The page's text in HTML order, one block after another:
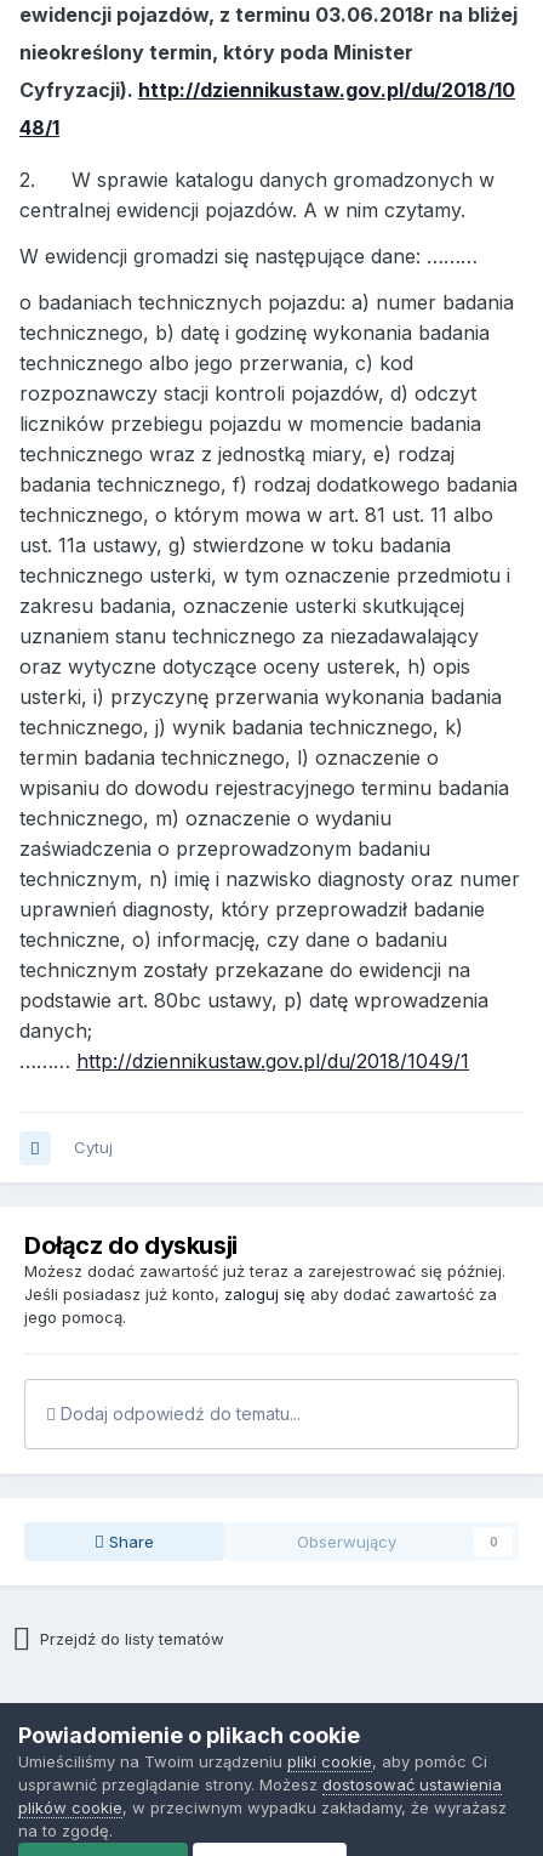
ewidencji pojazdów, z terminu 03.06.2018r na bliżej
nieokreślony termin, który poda Minister
Cyfryzacji). http://dziennikustaw.gov.pl/du/2018/10
48/1
2.
W sprawie katalogu danych gromadzonych w
centralnej ewidencji pojazdów. A w nim czytamy.
W ewidencji gromadzi się następujące dane: ………
o badaniach technicznych pojazdu: a) numer badania
technicznego, b) datę i godzinę wykonania badania
technicznego albo jego przerwania, c) kod
rozpoznawczy stacji kontroli pojazdów, d) odczyt
liczników przebiegu pojazdu w momencie badania
technicznego wraz z jednostką miary, e) rodzaj
badania technicznego, f) rodzaj dodatkowego badania
technicznego, o którym mowa w art. 81 ust. 11 albo
ust. 11a ustawy, g) stwierdzone w toku badania
technicznego usterki, w tym oznaczenie przedmiotu i
zakresu badania, oznaczenie usterki skutkującej
uznaniem stanu technicznego za niezadawalający
oraz wytyczne dotyczące oceny usterek, h) opis
usterki, i) przyczynę przerwania wykonania badania
technicznego, j) wynik badania technicznego, k)
termin badania technicznego, l) oznaczenie o
wpisaniu do dowodu rejestracyjnego terminu badania
technicznego, m) oznaczenie o wydaniu
zaświadczenia o przeprowadzonym badaniu
technicznym, n) imię i nazwisko diagnosty oraz numer
uprawnień diagnosty, który przeprowadził badanie
techniczne, o) informację, czy dane o badaniu
technicznym zostały przekazane do ewidencji na
podstawie art. 80bc ustawy, p) datę wprowadzenia
danych;
……… http://dziennikustaw.gov.pl/du/2018/1049/1
Cytuj
Dołącz do dyskusji
Możesz dodać zawartość już teraz a zarejestrować się później.
Jeśli posiadasz już konto, zaloguj się aby dodać zawartość za
jego pomocą.
Dodaj odpowiedź do tematu...
Share Obserwujący 0
Przejdź do listy tematów
CopyRight by IT.NORCOM, 2018
Powered by Invision Community
Powiadomienie o plikach cookie
Umieściliśmy na Twoim urządzeniu pliki cookie, aby pomóc Ci
usprawnić przeglądanie strony. Możesz dostosować ustawienia
plików cookie, w przeciwnym wypadku zakładamy, że wyrażasz
na to zgodę.